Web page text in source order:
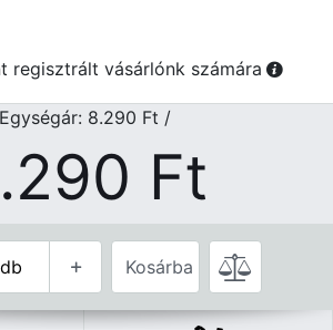
regisztrált vásárlónk számára
Egységár: 8.290 Ft /
Ft
Kosárba